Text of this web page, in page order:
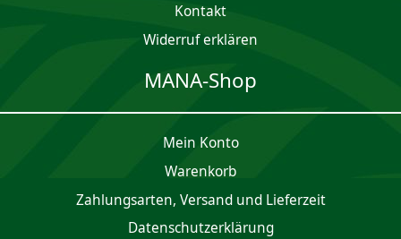
Kontakt
Widerruf erklären
MANA-Shop
Mein Konto
Waren­korb
Zahlungsarten, Versand und Lieferzeit
Daten­schutz­er­klärung